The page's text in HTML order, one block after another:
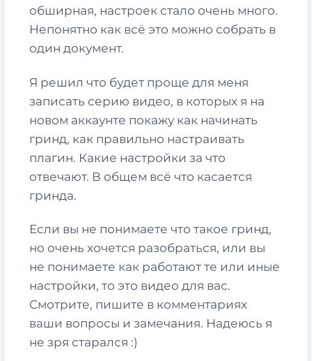
обширная, настроек стало очень много.
Непонятно как всё это можно собрать в
один документ.
Я решил что будет проще для меня
записать серию видео, в которых я на
новом аккаунте покажу как начинать
гринд, как правильно настраивать
плагин. Какие настройки за что
отвечают. В общем всё что касается
гринда.
Если вы не понимаете что такое гринд,
но очень хочется разобраться, или вы
не понимаете как работают те или иные
настройки, то это видео для вас.
Смотрите, пишите в комментариях
ваши вопросы и замечания. Надеюсь я
не зря старался :)